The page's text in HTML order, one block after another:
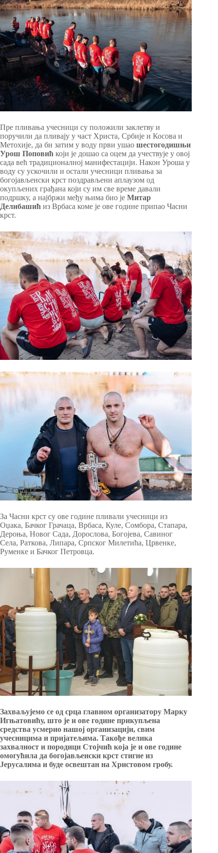
Пре пливања учесници су положили заклетву и
поручили да пливају у част Христа, Србије и Косова и
Метохије, да би затим у воду први ушао шестогодишњи
Урош Поповић који је дошао са оцем да учествује у овој
сада већ традиционалној манифестацији. Након Уроша у
воду су ускочили и остали учесници пливања за
богојављенски крст поздрављени аплаузом од
окупљених грађана који су им све време давали
подршку, а најбржи међу њима био је Митар
Делибашић из Врбаса коме је ове године припао Часни
крст.
За Часни крст су ове године пливали учесници из
Оџака, Бачког Грачаца, Врбаса, Куле, Сомбора, Стапара,
Дероња, Новог Сада, Дорослова, Богојева, Савиног
Села, Раткова, Липара, Српског Милетића, Црвенке,
Руменке и Бачког Петровца.
Захваљујемо се од срца главном организатору Марку
Игњатовићу, што је и ове године прикупљена
средства усмерио нашој организацији, свим
учесницима и пријатељима. Такође велика
захвалност и породици Стојчић која је и ове године
омогућила да богојављенски крст стигне из
Јерусалима и буде освештан на Христовом гробу.